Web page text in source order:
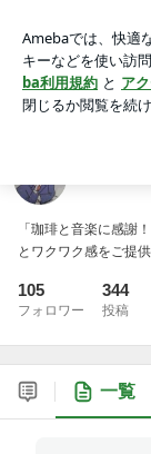
アプリをダウン
ょう。
「珈琲と音楽に感謝
とワクワク感をご提
105
フォロワー
344
投稿
一覧